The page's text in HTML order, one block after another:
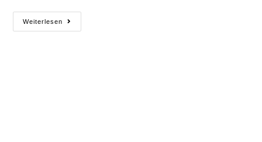
Weiterlesen